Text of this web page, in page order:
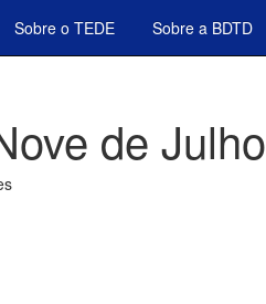
Sobre o TEDE Sobre a BDTD
de Julho